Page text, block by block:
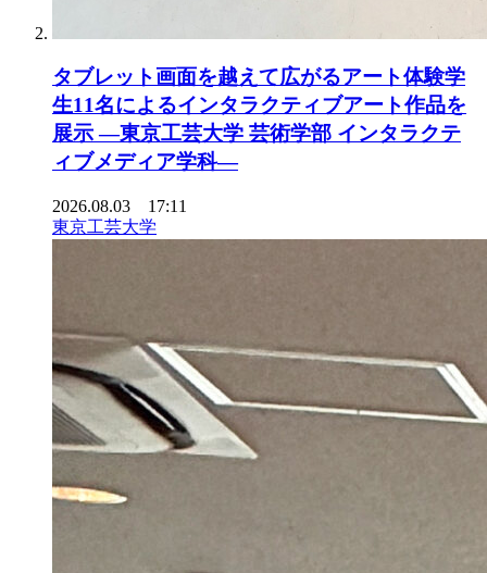
タブレット画面を越えて広がるアート体験学
生11名によるインタラクティブアート作品を
展示 ―東京工芸大学 芸術学部 インタラクテ
ィブメディア学科―
2026.08.03 17:11
東京工芸大学